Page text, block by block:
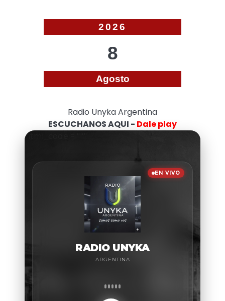
2026
8
Agosto
Radio Unyka Argentina
ESCUCHANOS AQUI - Dale play